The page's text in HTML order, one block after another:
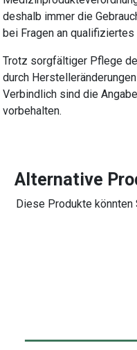
deshalb immer die
bei Fragen an qualifiziertes
Trotz sorgfältiger Pflege
durch
Verbindlich sind die
vorbehalten.
Alternative
Diese Produkte